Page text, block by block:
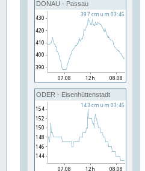
DONAU - Passau
ODER - Eisenhüttenstadt